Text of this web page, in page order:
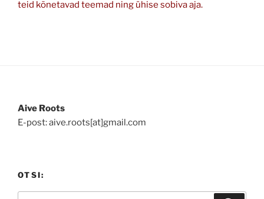
teid kõnetavad teemad ning ühise sobiva aja.
Aive Roots
E-post: aive.roots[at]gmail.com
OTSI: